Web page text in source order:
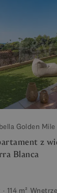
Golden Mile
z
Blanca
114 m² Wnętrze